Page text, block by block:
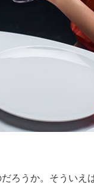
ろうか。そういえ